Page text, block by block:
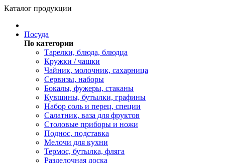
Каталог продукции
Посуда
По категории
Тарелки, блюда, блюдца
Кружки / чашки
Чайник, молочник, сахарница
Сервизы, наборы
Бокалы, фужеры, стаканы
Кувшины, бутылки, графины
Набор соль и перец, специи
Салатник, ваза для фруктов
Столовые приборы и ножи
Поднос, подставка
Мелочи для кухни
Термос, бутылка, фляга
Разделочная доска